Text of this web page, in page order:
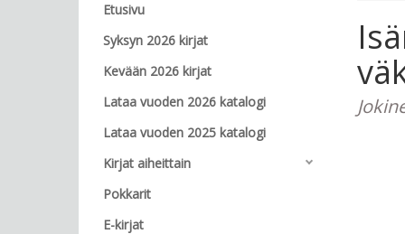
Etusivu
Syksyn 2026 kirjat
Kevään 2026 kirjat
Lataa vuoden 2026 katalogi
Lataa vuoden 2025 katalogi
Kirjat aiheittain
Pokkarit
E-kirjat